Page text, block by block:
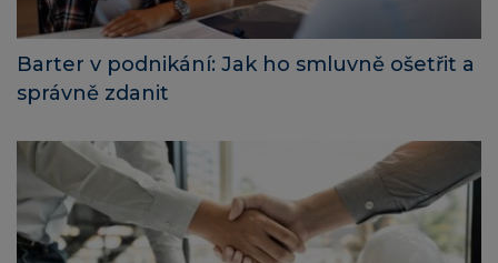
Barter v podnikání: Jak ho smluvně ošetřit a
správně zdanit